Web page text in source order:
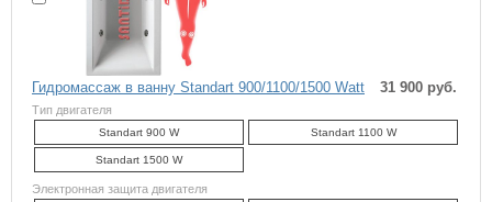
Гидромассаж в ванну Standart 900/1100/1500 Watt 31 900 руб.
Тип двигателя
Standart 900 W Standart 1100 W
Standart 1500 W
Электронная защита двигателя